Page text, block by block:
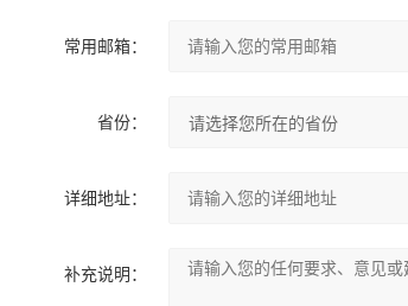
常用邮箱：
省份：
详细地址：
补充说明：